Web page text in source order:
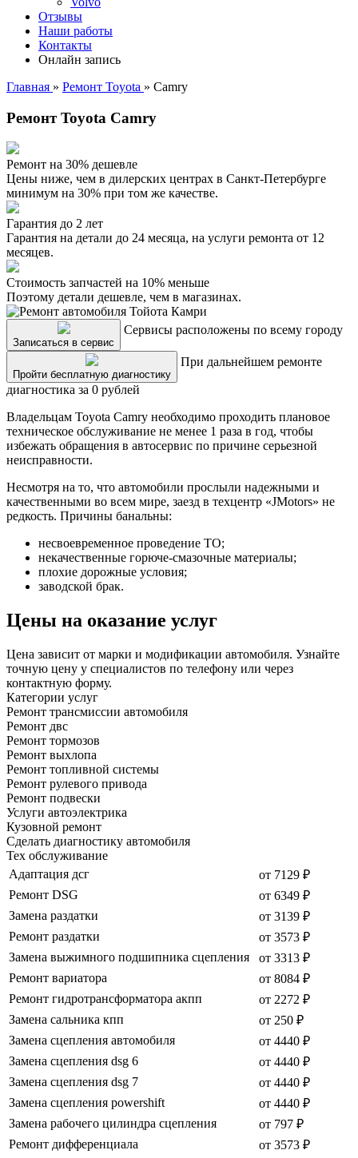
Отзывы
Наши работы
Контакты
Онлайн запись
Главная » Ремонт Toyota » Camry
Ремонт Toyota Camry
Ремонт на 30% дешевле
Цены ниже, чем в дилерских центрах в Санкт-Петербурге
минимум на 30% при том же качестве.
Гарантия до 2 лет
Гарантия на детали до 24 месяца, на услуги ремонта от 12
месяцев.
Стоимость запчастей на 10% меньше
Поэтому детали дешевле, чем в магазинах.
Записаться в сервис
Сервисы расположены по всему городу
Пройти бесплатную диагностику
При дальнейшем ремонте
диагностика за 0 рублей
Владельцам Toyota Camry необходимо проходить плановое
техническое обслуживание не менее 1 раза в год, чтобы
избежать обращения в автосервис по причине серьезной
неисправности.
Несмотря на то, что автомобили прослыли надежными и
качественными во всем мире, заезд в техцентр «JMotors» не
редкость. Причины банальны:
несвоевременное проведение ТО;
некачественные горюче-смазочные материалы;
плохие дорожные условия;
заводской брак.
Цены на оказание услуг
Цена зависит от марки и модификации автомобиля. Узнайте
точную цену у специалистов по телефону или через
контактную форму.
Категории услуг
Ремонт трансмиссии автомобиля
Ремонт двс
Ремонт тормозов
Ремонт выхлопа
Ремонт топливной системы
Ремонт рулевого привода
Ремонт подвески
Услуги автоэлектрика
Кузовной ремонт
Сделать диагностику автомобиля
Тех обслуживание
Адаптация дсг
от 7129 ₽
Ремонт DSG
от 6349 ₽
Замена раздатки
от 3139 ₽
Ремонт раздатки
от 3573 ₽
Замена выжимного подшипника сцепления
от 3313 ₽
Ремонт вариатора
от 8084 ₽
Ремонт гидротрансформатора акпп
от 2272 ₽
Замена сальника кпп
от 250 ₽
Замена сцепления автомобиля
от 4440 ₽
Замена сцепления dsg 6
от 4440 ₽
Замена сцепления dsg 7
от 4440 ₽
Замена сцепления powershift
от 4440 ₽
Замена рабочего цилиндра сцепления
от 797 ₽
Ремонт дифференциала
от 3573 ₽